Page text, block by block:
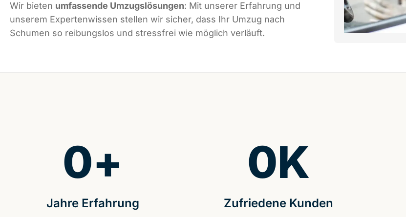
Wir bieten umfassende Umzugslösungen: Mit unserer Erfahrung und
unserem Expertenwissen stellen wir sicher, dass Ihr Umzug nach
Schumen so reibungslos und stressfrei wie möglich verläuft.
Jahre Erfahrung
0+
Zufriedene Kunden
0K